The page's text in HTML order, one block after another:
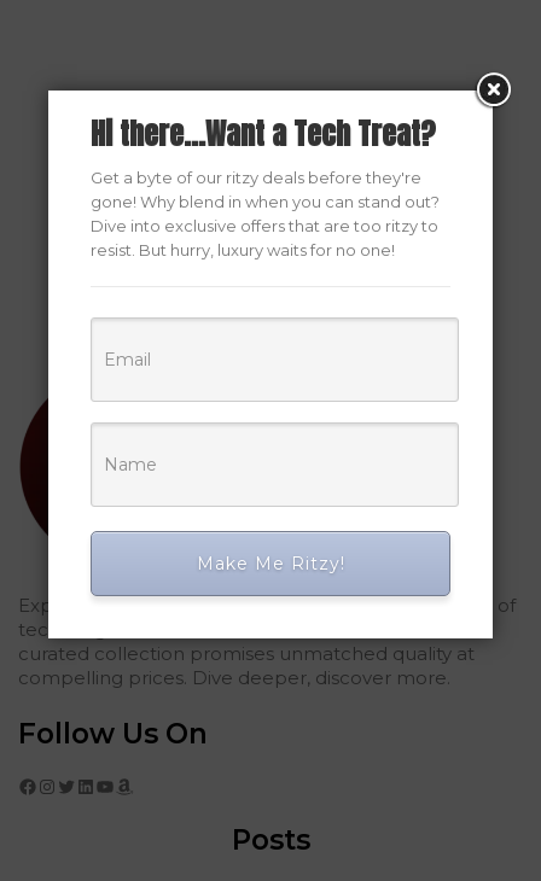
Explored Ritzy Gadgets? You've glimpsed the future of
tech elegance. For those who seek the finest, our
curated collection promises unmatched quality at
compelling prices. Dive deeper, discover more.
Follow Us On
Facebook Instagram Twitter LinkedIn YouTube Amazon
Posts
Hi there...Want a Tech Treat?
Get a byte of our ritzy deals before they're
gone! Why blend in when you can stand out?
Dive into exclusive offers that are too ritzy to
resist. But hurry, luxury waits for no one!
Make Me Ritzy!